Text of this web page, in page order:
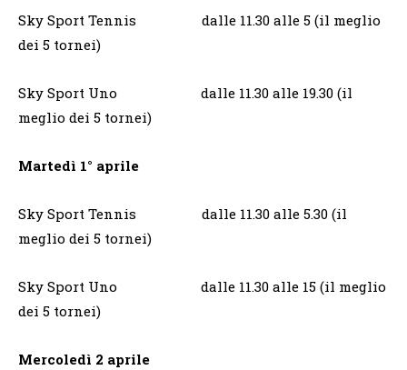
Sky Sport Tennis dalle 11.30 alle 5 (il meglio
dei 5 tornei)
Sky Sport Uno dalle 11.30 alle 19.30 (il
meglio dei 5 tornei)
Martedì 1° aprile
Sky Sport Tennis dalle 11.30 alle 5.30 (il
meglio dei 5 tornei)
Sky Sport Uno dalle 11.30 alle 15 (il meglio
dei 5 tornei)
Mercoledì 2 aprile